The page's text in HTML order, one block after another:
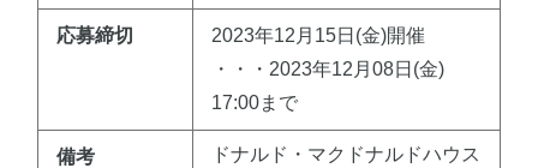
応募締切
2023年12月15日(金)開催
・・・2023年12月08日(金)
17:00まで
備考
ドナルド・マクドナルドハウス